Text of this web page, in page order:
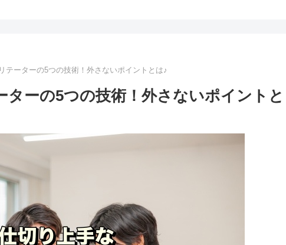
テーターの5つの技術！外さないポイントとは♪
ーの5つの技術！外さないポイントと